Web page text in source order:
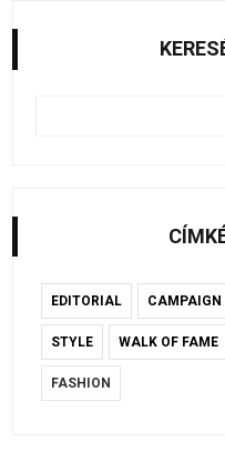
EDITORIAL CAMPAIGN
STYLE WALK OF FAME
FASHION